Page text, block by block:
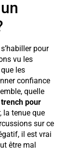
pour
vu les
les
confiance
quelle
pour
la tenue que
sur ce
il est vrai
être mal